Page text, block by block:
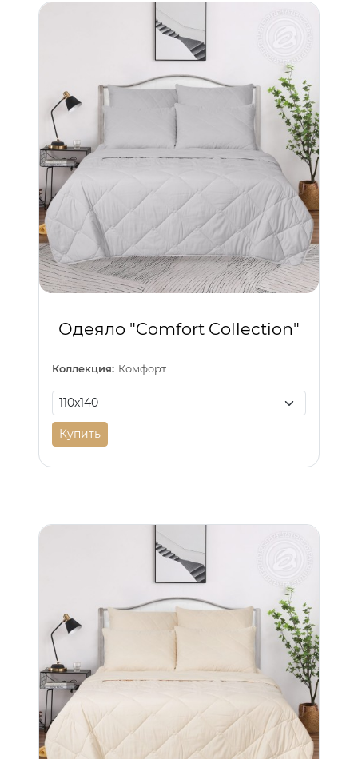
Одеяло "Comfort Collection"
Коллекция: Комфорт
Купить